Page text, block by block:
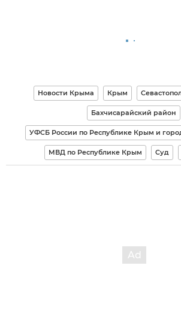
Новости Крыма Крым
Бахчисарайский район
УФСБ России по Республике Крым и
МВД по Республике Крым Суд